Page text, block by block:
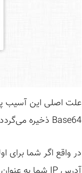
Base64 ذخیره می‌گردد.
در واقع اگر شما برای